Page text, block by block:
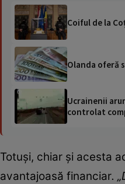
Coiful de la
Olanda oferă
Ucrainenii
controlat
Totuși, chiar și acesta
avantajoasă financiar.